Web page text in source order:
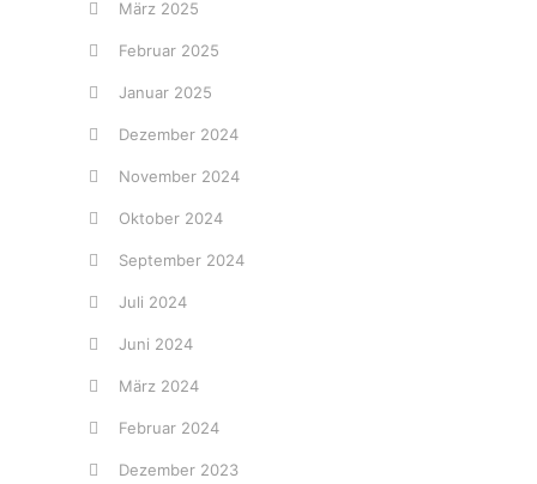
März 2025
Februar 2025
Januar 2025
Dezember 2024
November 2024
Oktober 2024
September 2024
Juli 2024
Juni 2024
März 2024
Februar 2024
Dezember 2023